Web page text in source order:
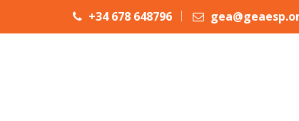
+34 678 648796